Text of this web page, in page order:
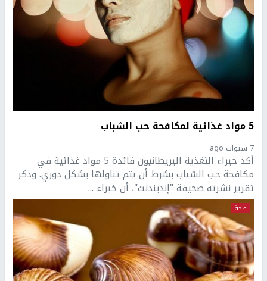
5 مواد غذائية لمكافحة حب الشباب
7 سنوات ago
أكد خبراء التغذية البريطانيون فائدة 5 مواد غذائية في
مكافحة حب الشباب بشرط أن يتم تناولها بشكل دوري. وذكر
تقرير نشرته صحيفة "إندبندنت"، أن خبراء ...
صحة